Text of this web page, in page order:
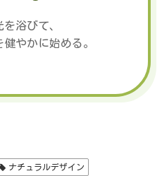
浴びて、
やかに始める。
ナチュラルデザイン